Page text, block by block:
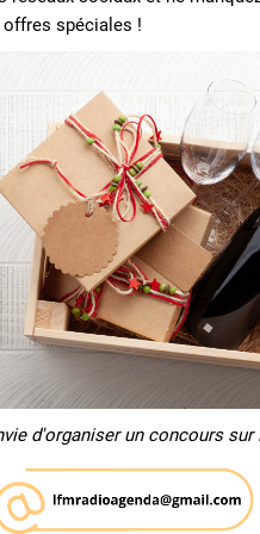
offres spéciales !
d'organiser un concours sur